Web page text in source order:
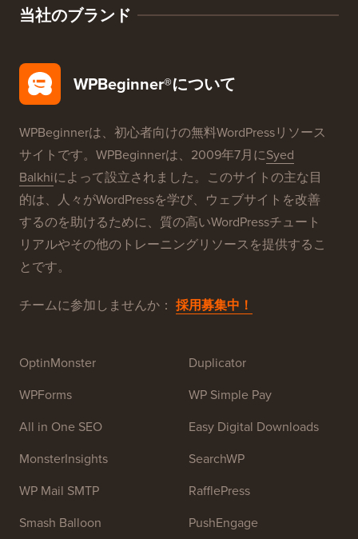
WordPress SEO
無料ブログ設定
当社のブランド
WPBeginner®について
WPBeginnerは、初心者向けの無料WordPressリソース
Balkhiによって設立されました。このサイトの主な目
リアルやその他のトレーニングリソースを提供するこ
とです。
チームに参加しませんか： 採用募集中！
OptinMonster Duplicator